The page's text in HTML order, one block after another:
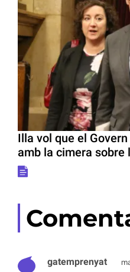
Illa vol que el
amb la cimera sobre
gatemprenyat